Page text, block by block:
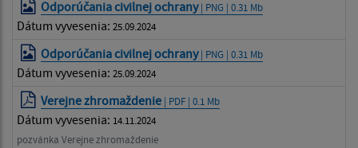
Odporúčania civilnej ochrany| PNG | 0.31 Mb
Dátum vyvesenia: 25.09.2024
Odporúčania civilnej ochrany| PNG | 0.31 Mb
Dátum vyvesenia: 25.09.2024
Verejne zhromaždenie | PDF | 0.1 Mb
Dátum vyvesenia: 14.11.2024
pozvánka Verejne zhromaždenie